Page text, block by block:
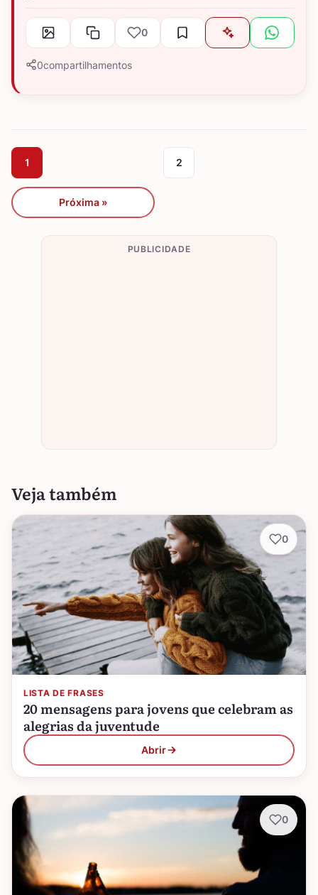
0
0compartilhamentos
1 2
Próxima »
PUBLICIDADE
Veja também
LISTA DE FRASES
20 mensagens para jovens que celebram as
alegrias da juventude
Abrir
0
0